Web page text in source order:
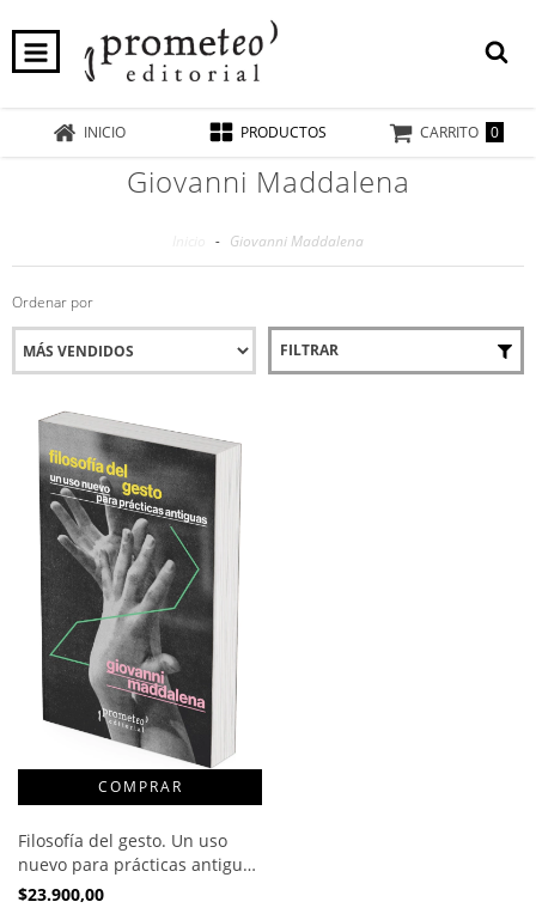
INICIO PRODUCTOS CARRITO 0
Giovanni Maddalena
- Giovanni Maddalena
Ordenar por
FILTRAR
Filosofía del gesto. Un uso
nuevo para prácticas antiguas
/ Giovanni Maddalena
$23.900,00